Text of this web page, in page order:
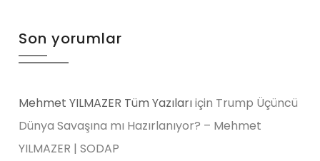
Son yorumlar
Mehmet YILMAZER Tüm Yazılarıiçin Trump Üçüncü
Dünya Savaşına mı Hazırlanıyor? – Mehmet
YILMAZER | SODAP